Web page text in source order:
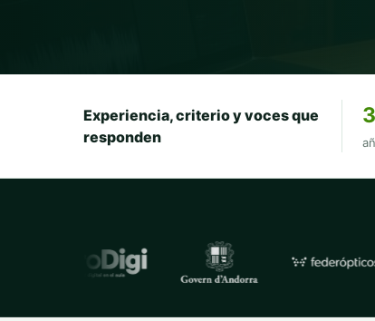
Experiencia, criterio y voces que
responden
Empresas y